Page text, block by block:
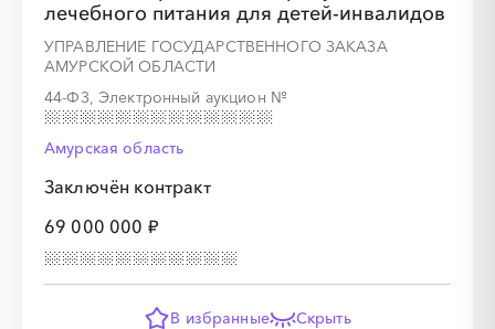
лечебного питания для детей-инвалидов
УПРАВЛЕНИЕ ГОСУДАРСТВЕННОГО ЗАКАЗА
АМУРСКОЙ ОБЛАСТИ
44-ФЗ, Электронный аукцион №
Амурская область
Заключён контракт
69 000 000 ₽
В избранные Скрыть